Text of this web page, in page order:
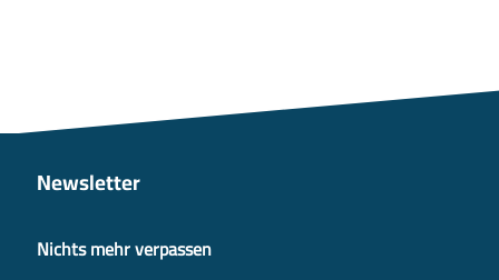
Newsletter
Nichts mehr verpassen